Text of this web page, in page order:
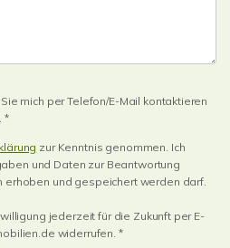
mich per Telefon/E-Mail kontaktieren
*
zur Kenntnis genommen. Ich
und Daten zur Beantwortung
erhoben und gespeichert werden darf.
jederzeit für die Zukunft per E-
widerrufen. *